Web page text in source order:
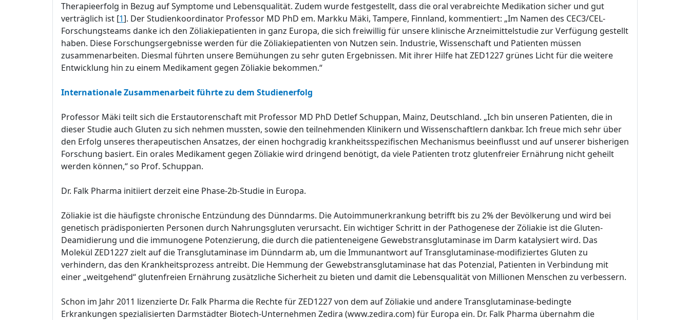
Therapieerfolg in Bezug auf Symptome und Lebensqualität. Zudem wurde festgestellt, dass die oral verabreichte Medikation sicher und gut
verträglich ist [1]. Der Studienkoordinator Professor MD PhD em. Markku Mäki, Tampere, Finnland, kommentiert: „Im Namen des CEC3/CEL-
Forschungsteams danke ich den Zöliakiepatienten in ganz Europa, die sich freiwillig für unsere klinische Arzneimittelstudie zur Verfügung gestellt
haben. Diese Forschungsergebnisse werden für die Zöliakiepatienten von Nutzen sein. Industrie, Wissenschaft und Patienten müssen
zusammenarbeiten. Diesmal führten unsere Bemühungen zu sehr guten Ergebnissen. Mit ihrer Hilfe hat ZED1227 grünes Licht für die weitere
Entwicklung hin zu einem Medikament gegen Zöliakie bekommen.“
Internationale Zusammenarbeit führte zu dem Studienerfolg
Professor Mäki teilt sich die Erstautorenschaft mit Professor MD PhD Detlef Schuppan, Mainz, Deutschland. „Ich bin unseren Patienten, die in
dieser Studie auch Gluten zu sich nehmen mussten, sowie den teilnehmenden Klinikern und Wissenschaftlern dankbar. Ich freue mich sehr über
den Erfolg unseres therapeutischen Ansatzes, der einen hochgradig krankheitsspezifischen Mechanismus beeinflusst und auf unserer bisherigen
Forschung basiert. Ein orales Medikament gegen Zöliakie wird dringend benötigt, da viele Patienten trotz glutenfreier Ernährung nicht geheilt
werden können,“ so Prof. Schuppan.
Dr. Falk Pharma initiiert derzeit eine Phase-2b-Studie in Europa.
Zöliakie ist die häufigste chronische Entzündung des Dünndarms. Die Autoimmunerkrankung betrifft bis zu 2% der Bevölkerung und wird bei
genetisch prädisponierten Personen durch Nahrungsgluten verursacht. Ein wichtiger Schritt in der Pathogenese der Zöliakie ist die Gluten-
Deamidierung und die immunogene Potenzierung, die durch die patienteneigene Gewebstransglutaminase im Darm katalysiert wird. Das
Molekül ZED1227 zielt auf die Transglutaminase im Dünndarm ab, um die Immunantwort auf Transglutaminase-modifiziertes Gluten zu
verhindern, das den Krankheitsprozess antreibt. Die Hemmung der Gewebstransglutaminase hat das Potenzial, Patienten in Verbindung mit
einer „weitgehend“ glutenfreien Ernährung zusätzliche Sicherheit zu bieten und damit die Lebensqualität von Millionen Menschen zu verbessern.
Schon im Jahr 2011 lizenzierte Dr. Falk Pharma die Rechte für ZED1227 von dem auf Zöliakie und andere Transglutaminase-bedingte
Erkrankungen spezialisierten Darmstädter Biotech-Unternehmen Zedira (www.zedira.com) für Europa ein. Dr. Falk Pharma übernahm die